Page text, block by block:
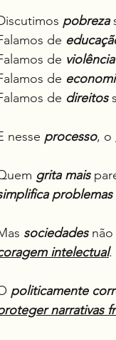
pobreza
de
de violência
de
de direitos
nesse processo, o
grita mais
sociedades não
intelectual.
politicamente
narrativas